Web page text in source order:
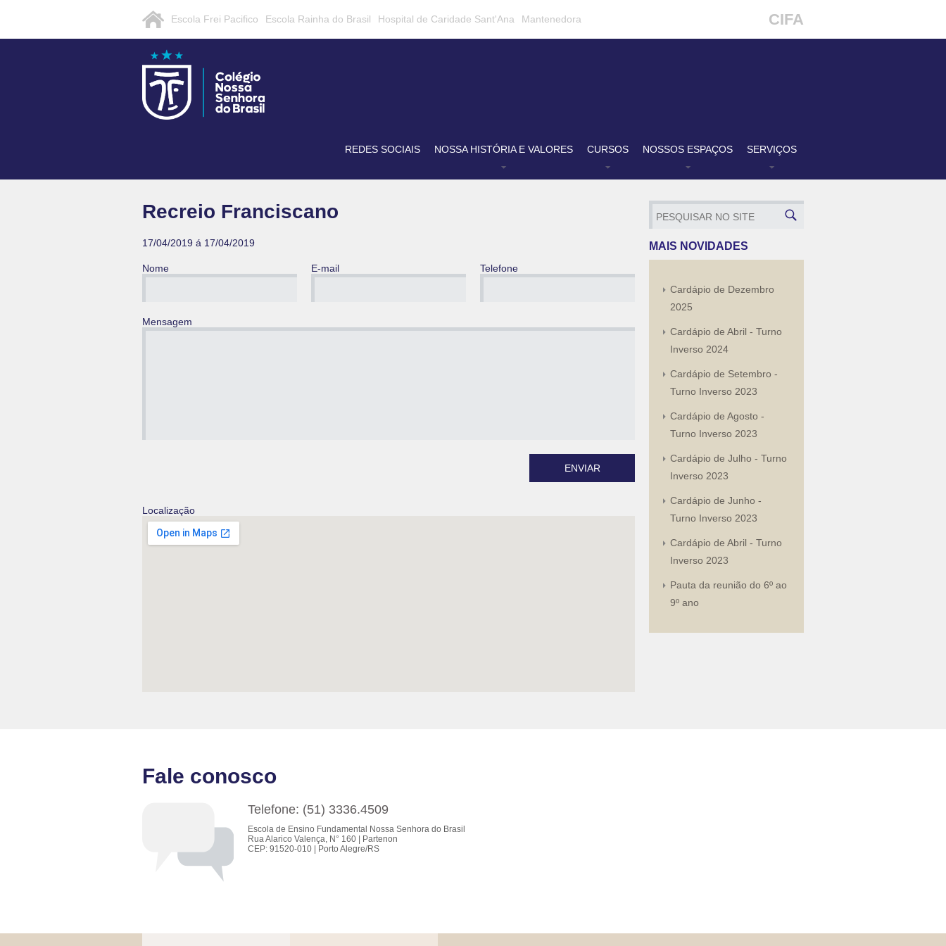
Escola Frei Pacifico Escola Rainha do Brasil Hospital de Caridade Sant'Ana Mantenedora CIFA
REDES SOCIAIS NOSSA HISTÓRIA E VALORES CURSOS NOSSOS ESPAÇOS SERVIÇOS
Recreio Franciscano
17/04/2019 á 17/04/2019
Nome E-mail Telefone
Mensagem
ENVIAR
Localização
MAIS NOVIDADES
Cardápio de Dezembro
2025
Cardápio de Abril - Turno
Inverso 2024
Cardápio de Setembro -
Turno Inverso 2023
Cardápio de Agosto -
Turno Inverso 2023
Cardápio de Julho - Turno
Inverso 2023
Cardápio de Junho -
Turno Inverso 2023
Cardápio de Abril - Turno
Inverso 2023
Pauta da reunião do 6º ao
9º ano
Fale conosco
Telefone: (51) 3336.4509
Escola de Ensino Fundamental Nossa Senhora do Brasil
Rua Alarico Valença, N° 160 | Partenon
CEP: 91520-010 | Porto Alegre/RS